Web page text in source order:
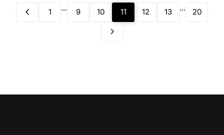
1 ... 9 10 11 12 13 ... 20